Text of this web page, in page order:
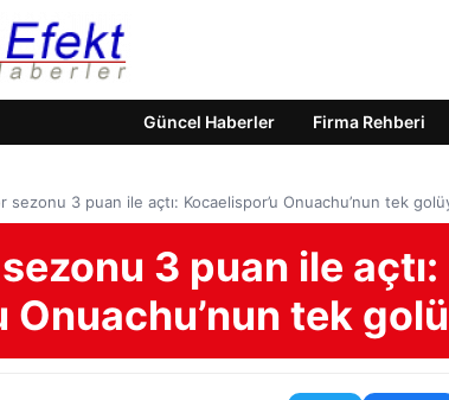
Güncel Haberler Firma Rehberi
sezonu 3 puan ile açtı: Kocaelispor’u Onuachu’nun tek
3 puan ile açtı:
Onuachu’nun tek